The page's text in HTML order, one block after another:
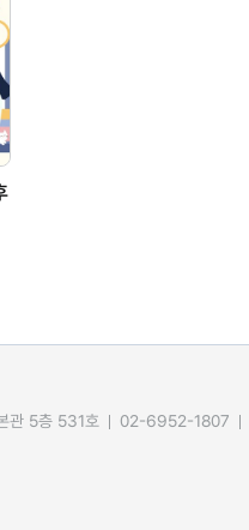
관 5층 531호 02-6952-1807